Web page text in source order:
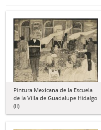
Pintura Mexicana de la Escuela
de la Villa de Guadalupe Hidalgo
(II)